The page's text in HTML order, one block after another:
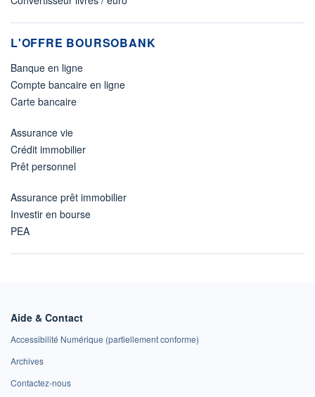
L'OFFRE BOURSOBANK
Banque en ligne
Compte bancaire en ligne
Carte bancaire
Assurance vie
Crédit immobilier
Prêt personnel
Assurance prêt immobilier
Investir en bourse
PEA
Aide & Contact
Accessibilité Numérique (partiellement conforme)
Archives
Contactez-nous